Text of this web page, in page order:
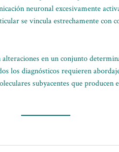
neuronal excesivamente
se vincula estrechamente con
en un conjunto
los diagnósticos requieren
subyacentes que producen